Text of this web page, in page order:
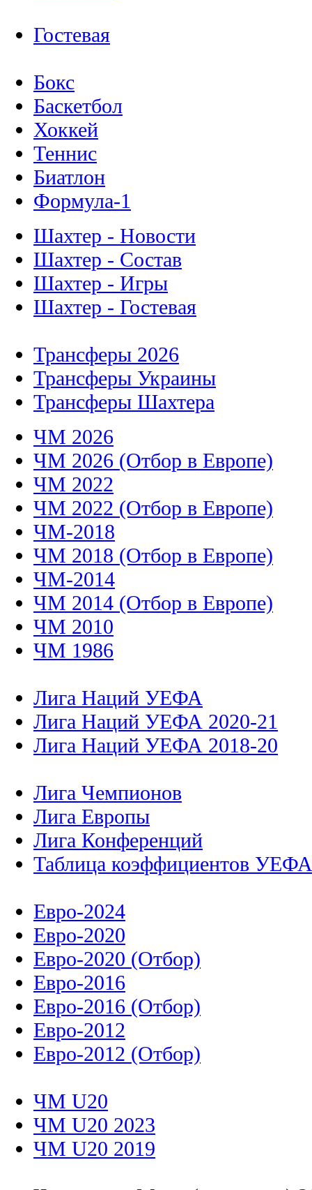
Гостевая
Бокс
Баскетбол
Хоккей
Теннис
Биатлон
Формула-1
Шахтер - Новости
Шахтер - Состав
Шахтер - Игры
Шахтер - Гостевая
Трансферы 2026
Трансферы Украины
Трансферы Шахтера
ЧМ 2026
ЧМ 2026 (Отбор в Европе)
ЧМ 2022
ЧМ 2022 (Отбор в Европе)
ЧМ-2018
ЧМ 2018 (Отбор в Европе)
ЧМ-2014
ЧМ 2014 (Отбор в Европе)
ЧМ 2010
ЧМ 1986
Лига Наций УЕФА
Лига Наций УЕФА 2020-21
Лига Наций УЕФА 2018-20
Лига Чемпионов
Лига Европы
Лига Конференций
Таблица коэффициентов УЕФА
Евро-2024
Евро-2020
Евро-2020 (Отбор)
Евро-2016
Евро-2016 (Отбор)
Евро-2012
Евро-2012 (Отбор)
ЧМ U20
ЧМ U20 2023
ЧМ U20 2019